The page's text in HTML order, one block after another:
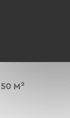
Et Terrasse
M²